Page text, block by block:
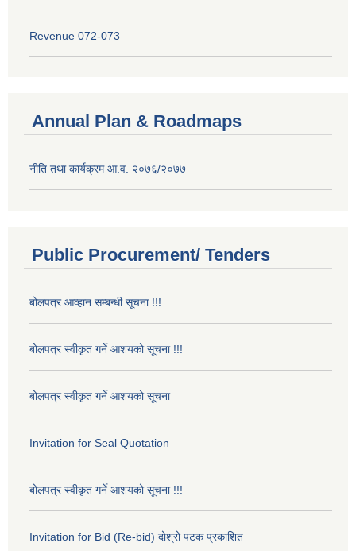
Revenue 072-073
Annual Plan & Roadmaps
नीति तथा कार्यक्रम आ.व. २०७६/२०७७
Public Procurement/ Tenders
बोलपत्र आव्हान सम्बन्धी सूचना !!!
बोलपत्र स्वीकृत गर्ने आशयको सूचना !!!
बोलपत्र स्वीकृत गर्ने आशयको सूचना
Invitation for Seal Quotation
बोलपत्र स्वीकृत गर्ने आशयको सूचना !!!
Invitation for Bid (Re-bid) दोश्रो पटक प्रकाशित